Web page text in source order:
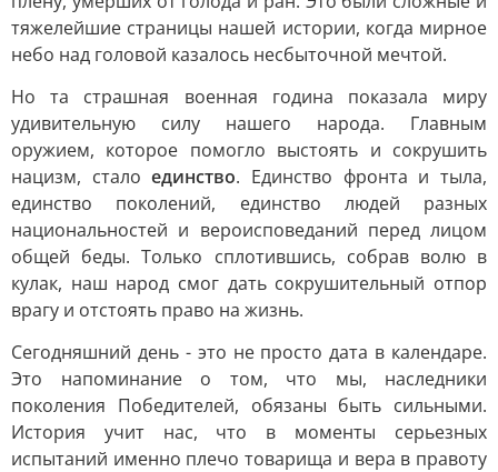
тяжелейшие страницы нашей истории, когда мирное
небо над головой казалось несбыточной мечтой.
Но та страшная военная година показала миру
удивительную силу нашего народа. Главным
оружием, которое помогло выстоять и сокрушить
нацизм, сталоединство. Единство фронта и тыла,
единство поколений, единство людей разных
национальностей и вероисповеданий перед лицом
общей беды. Только сплотившись, собрав волю в
кулак, наш народ смог дать сокрушительный отпор
врагу и отстоять право на жизнь.
Сегодняшний день - это не просто дата в календаре.
Это напоминание о том, что мы, наследники
поколения Победителей, обязаны быть сильными.
История учит нас, что в моменты серьезных
испытаний именно плечо товарища и вера в правоту